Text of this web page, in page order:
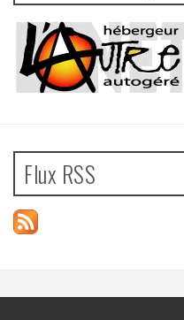
Flux RSS